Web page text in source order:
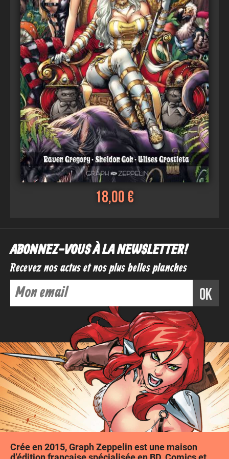
Ajouter au panier
Voir
Ajouter au panier
18,00 €
ABONNEZ-VOUS À LA NEWSLETTER !
Recevez nos actus et nos plus belles planches
ok
Crée en 2015, Graph Zeppelin est une maison